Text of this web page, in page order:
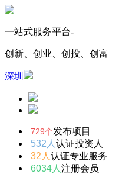
一站式服务平台-
创新、创业、创投、创富
深圳
729个发布项目
532人 认证投资人
32人 认证专业服务
6034人 注册会员